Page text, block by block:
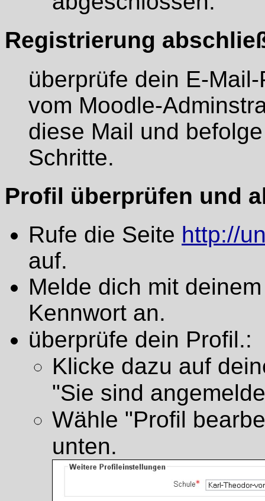
Registrierung
überprüfe dein E-
vom Moodle-
diese Mail und
Schritte.
Profil überprüfen und
Rufe die Seite http://
auf.
Melde dich mit
Kennwort an.
überprüfe dein Profil.:
Klicke dazu auf
"Sie sind
Wähle "Profil
unten.